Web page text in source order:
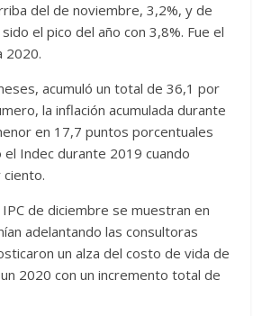
del de noviembre, 3,2%, y de
el pico del año con 3,8%. Fue el
2020.
acumuló un total de 36,1 por
la inflación acumulada durante
en 17,7 puntos porcentuales
Indec durante 2019 cuando
ciento.
de diciembre se muestran en
adelantando las consultoras
un alza del costo de vida de
2020 con un incremento total de